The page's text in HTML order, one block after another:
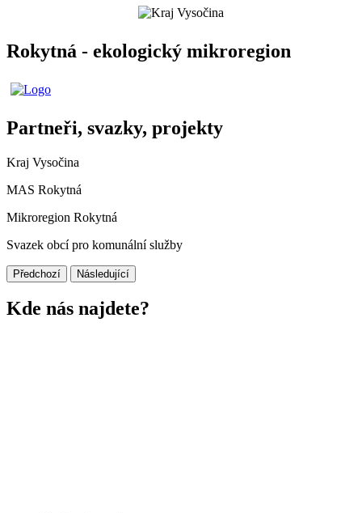
Rokytná - ekologický mikroregion
Partneři, svazky, projekty
Kraj Vysočina
MAS Rokytná
Mikroregion Rokytná
Svazek obcí pro komunální služby
Předchozí Následující
Kde nás najdete?